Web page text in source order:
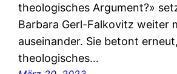
theologisches Argument?»
Barbara Gerl-Falkovitz weiter
auseinander. Sie betont
theologisches…